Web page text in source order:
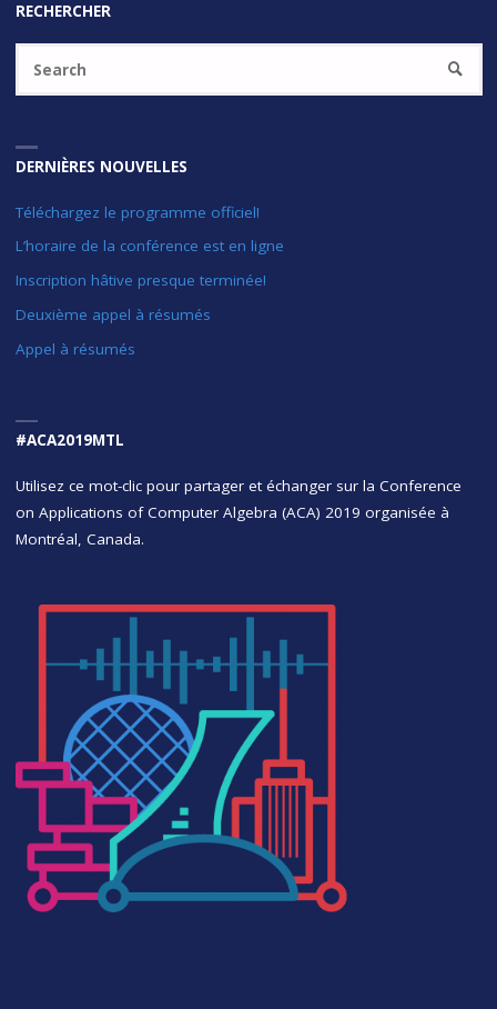
RECHERCHER
DERNIÈRES NOUVELLES
Téléchargez le programme officiel!
L’horaire de la conférence est en ligne
Inscription hâtive presque terminée!
Deuxième appel à résumés
Appel à résumés
#ACA2019MTL
Utilisez ce mot-clic pour partager et échanger sur la Conference
on Applications of Computer Algebra (ACA) 2019 organisée à
Montréal, Canada.